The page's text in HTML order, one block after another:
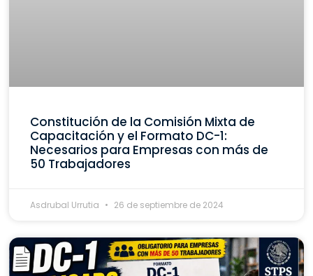
Constitución de la Comisión Mixta de
Capacitación y el Formato DC-1:
Necesarios para Empresas con más de
50 Trabajadores
Asdrubal Urrutia 26 de septiembre de 2024